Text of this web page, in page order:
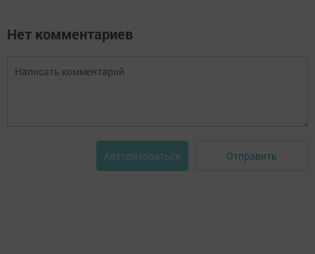
Нет комментариев
Авторизоваться Отправить